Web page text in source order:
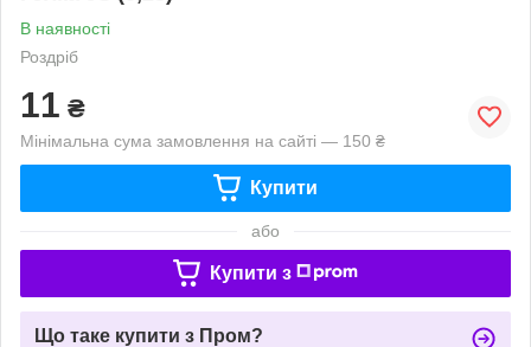
В наявності
Роздріб
11 ₴
Мінімальна сума замовлення на сайті — 150 ₴
Купити
або
Купити з
Що таке купити з Пром?